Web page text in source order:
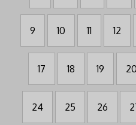
9 10 11 12
17 18 19 20
24 25 26